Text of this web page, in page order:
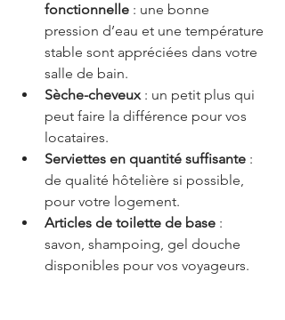
fonctionnelle : une bonne
pression d’eau et une température
stable sont appréciées dans votre
salle de bain.
Sèche-cheveux : un petit plus qui
peut faire la différence pour vos
locataires.
Serviettes en quantité suffisante :
de qualité hôtelière si possible,
pour votre logement.
Articles de toilette de base :
savon, shampoing, gel douche
disponibles pour vos voyageurs.